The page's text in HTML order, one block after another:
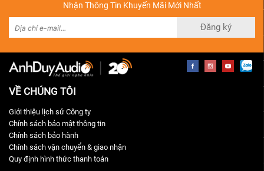
Nhận Thông Tin Khuyến Mãi Mới Nhất
Đăng ký
VỀ CHÚNG TÔI
Giới thiệu lịch sử Công ty
Chính sách bảo mật thông tin
Chính sách bảo hành
Chính sách vận chuyển & giao nhận
Quy định hình thức thanh toán